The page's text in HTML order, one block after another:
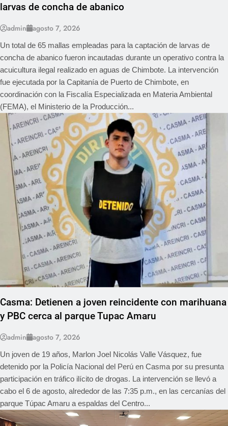
larvas de concha de abanico
admin agosto 7, 2026
Un total de 65 mallas empleadas para la captación de larvas de
concha de abanico fueron incautadas durante un operativo contra la
acuicultura ilegal realizado en aguas de Chimbote. La intervención
fue ejecutada por la Capitanía de Puerto de Chimbote, en
coordinación con la Fiscalía Especializada en Materia Ambiental
(FEMA), el Ministerio de la Producción...
REGIONAL
Casma: Detienen a joven reincidente con marihuana
y PBC cerca al parque Tupac Amaru
admin agosto 7, 2026
Un joven de 19 años, Marlon Joel Nicolás Valle Vásquez, fue
detenido por la Policía Nacional del Perú en Casma por su presunta
participación en tráfico ilícito de drogas. La intervención se llevó a
cabo el 6 de agosto, alrededor de las 7:35 p.m., en las cercanías del
parque Túpac Amaru a espaldas del Centro...
REGIONAL